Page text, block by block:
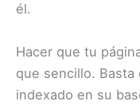
él.
Hacer que tu
que sencillo.
indexado en su